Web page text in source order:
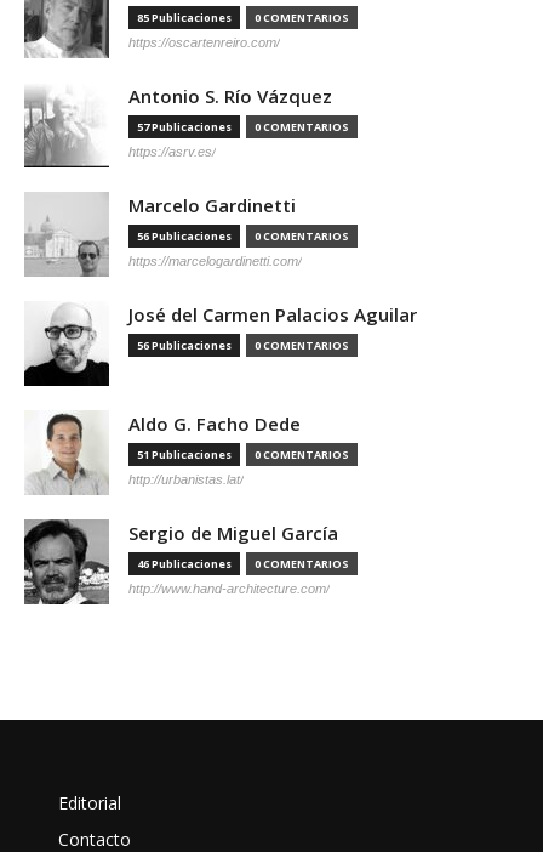
85 Publicaciones 0 COMENTARIOS
https://oscartenreiro.com/
Antonio S. Río Vázquez
57 Publicaciones 0 COMENTARIOS
https://asrv.es/
Marcelo Gardinetti
56 Publicaciones 0 COMENTARIOS
https://marcelogardinetti.com/
José del Carmen Palacios Aguilar
56 Publicaciones 0 COMENTARIOS
Aldo G. Facho Dede
51 Publicaciones 0 COMENTARIOS
http://urbanistas.lat/
Sergio de Miguel García
46 Publicaciones 0 COMENTARIOS
http://www.hand-architecture.com/
Editorial
Contacto